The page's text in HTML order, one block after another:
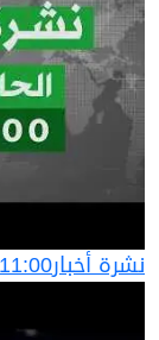
نشرة أخبار11:00